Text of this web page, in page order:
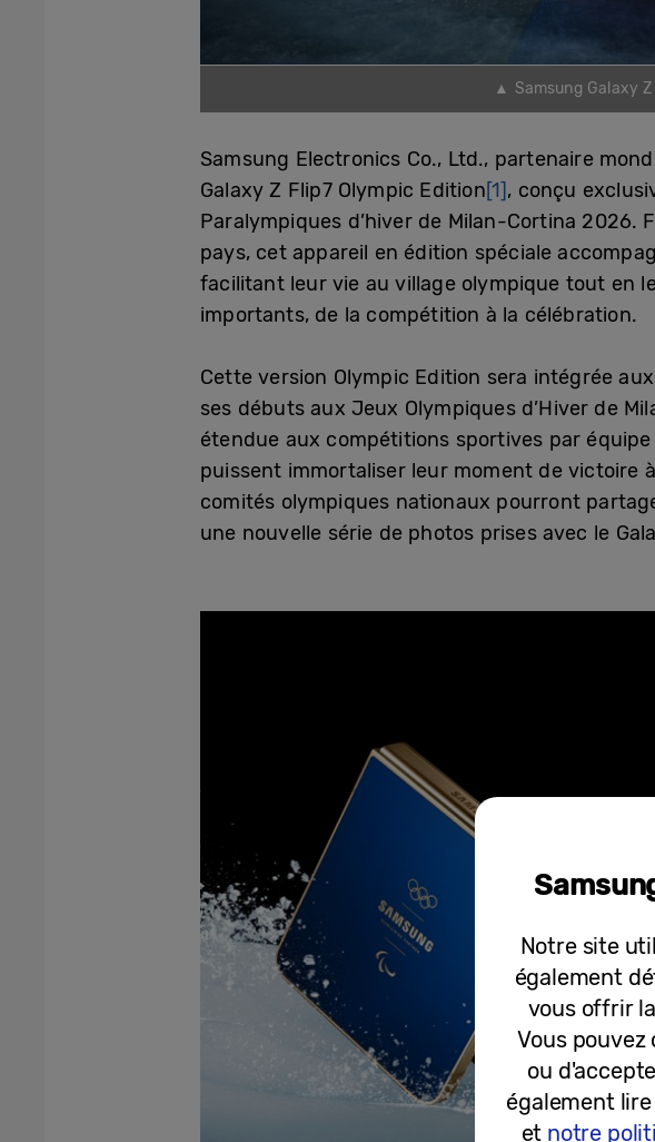
▲ Samsung Galaxy
Samsung Electronics Co., Ltd., partenaire
Galaxy Z Flip7 Olympic Edition[1], conçu
Paralympiques d’hiver de Milan-Cortina
pays, cet appareil en édition spéciale
facilitant leur vie au village olympique tout en
importants, de la compétition à la célébration.
Cette version Olympic Edition sera intégrée
ses débuts aux Jeux Olympiques d’Hiver de
étendue aux compétitions sportives par
puissent immortaliser leur moment de victoire
comités olympiques nationaux pourront
une nouvelle série de photos prises avec le
Notre site
également
vous offrir
Vous
ou
également lire
et notre